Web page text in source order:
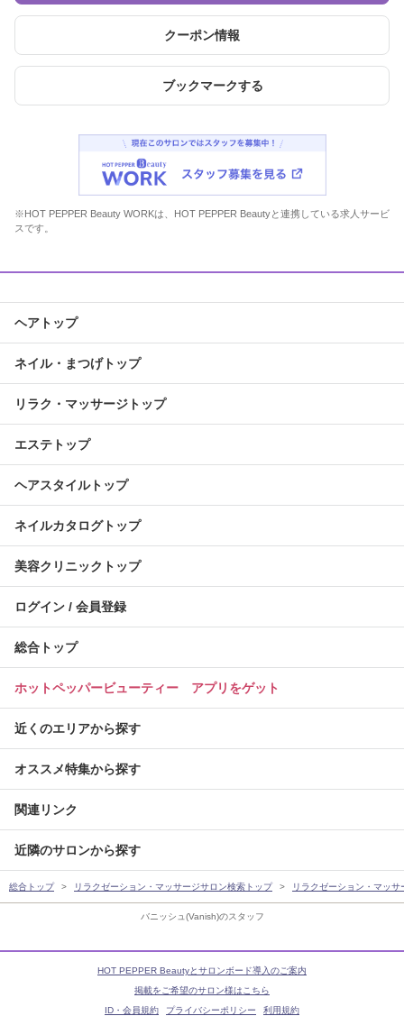
バニッシュ(Vanish)のスタッフ
クーポン情報
ブックマークする
※HOT PEPPER Beauty WORKは、HOT PEPPER Beautyと連携している求人サービ
スです。
ヘアトップ
ネイル・まつげトップ
リラク・マッサージトップ
エステトップ
ヘアスタイルトップ
ネイルカタログトップ
美容クリニックトップ
ログイン / 会員登録
総合トップ
ホットペッパービューティー アプリをゲット
近くのエリアから探す
オススメ特集から探す
関連リンク
近隣のサロンから探す
総合トップ リラクゼーション・マッサージサロン検索トップ リラクゼーション・マッ
HOT PEPPER Beautyとサロンボード導入のご案内
掲載をご希望のサロン様はこちら
ID・会員規約
プライバシーポリシー 利用規約